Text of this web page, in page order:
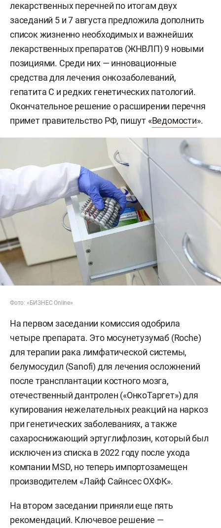
лекарственных перечней по итогам двух
заседаний 5 и 7 августа предложила дополнить
список жизненно необходимых и важнейших
лекарственных препаратов (ЖНВЛП) 9 новыми
позициями. Среди них — инновационные
средства для лечения онкозаболеваний,
гепатита С и редких генетических патологий.
Окончательное решение о расширении перечня
примет правительство РФ, пишут «Ведомости».
Фото: «БИЗНЕС Online»
На первом заседании комиссия одобрила
четыре препарата. Это мосунетузумаб (Roche)
для терапии рака лимфатической системы,
белумосудил (Sanofi) для лечения осложнений
после трансплантации костного мозга,
отечественный дантролен («ОнкоТаргет») для
купирования нежелательных реакций на наркоз
при генетических заболеваниях, а также
сахароснижающий эртуглифлозин, который был
исключен из списка в 2022 году после ухода
компании MSD, но теперь импортозамещен
производителем «Лайф Сайнсес ОХФК».
На втором заседании приняли еще пять
рекомендаций. Ключевое решение —